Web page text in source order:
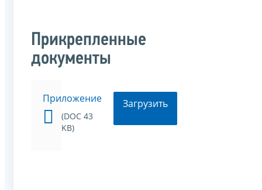
Прикрепленные
документы
Приложение
(DOC 43
KB)
Загрузить